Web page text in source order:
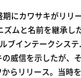
にカワサキがリリ
ズムと名前を継承
ブインテークシス
威信を示したが、
らリリース。当時